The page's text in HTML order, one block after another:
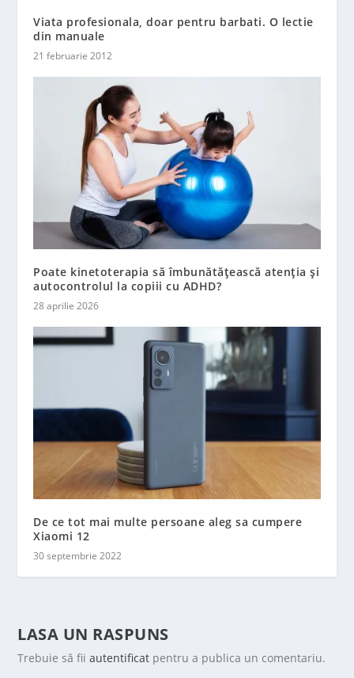
Viata profesionala, doar pentru barbati. O lectie
din manuale
21 februarie 2012
Poate kinetoterapia să îmbunătățească atenția și
autocontrolul la copiii cu ADHD?
28 aprilie 2026
De ce tot mai multe persoane aleg sa cumpere
Xiaomi 12
30 septembrie 2022
LASA UN RASPUNS
Trebuie să fiiautentificat pentru a publica un comentariu.